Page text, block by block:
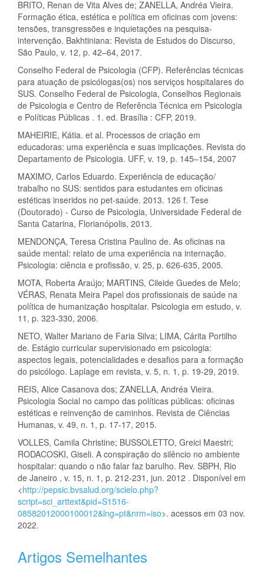
BRITO, Renan de Vita Alves de; ZANELLA, Andréa Vieira.
Formação ética, estética e política em oficinas com jovens:
tensões, transgressões e inquietações na pesquisa-
intervenção. Bakhtiniana: Revista de Estudos do Discurso,
São Paulo, v. 12, p. 42–64, 2017.
Conselho Federal de Psicologia (CFP). Referências técnicas
para atuação de psicólogas(os) nos serviços hospitalares do
SUS. Conselho Federal de Psicologia, Conselhos Regionais
de Psicologia e Centro de Referência Técnica em Psicologia
e Políticas Públicas . 1. ed. Brasília : CFP, 2019.
MAHEIRIE, Kátia. et al. Processos de criação em
educadoras: uma experiência e suas implicações. Revista do
Departamento de Psicologia. UFF, v. 19, p. 145–154, 2007
MAXIMO, Carlos Eduardo. Experiência de educação/
trabalho no SUS: sentidos para estudantes em oficinas
estéticas inseridos no pet-saúde. 2013. 126 f. Tese
(Doutorado) - Curso de Psicologia, Universidade Federal de
Santa Catarina, Florianópolis, 2013.
MENDONÇA, Teresa Cristina Paulino de. As oficinas na
saúde mental: relato de uma experiência na internação.
Psicologia: ciência e profissão, v. 25, p. 626-635, 2005.
MOTA, Roberta Araújo; MARTINS, Cileide Guedes de Melo;
VÉRAS, Renata Meira Papel dos profissionais de saúde na
política de humanização hospitalar. Psicologia em estudo, v.
11, p. 323-330, 2006.
NETO, Walter Mariano de Faria Silva; LIMA, Cárita Portilho
de. Estágio curricular supervisionado em psicologia:
aspectos legais, potencialidades e desafios para a formação
do psicólogo. Laplage em revista, v. 5, n. 1, p. 19-29, 2019.
REIS, Alice Casanova dos; ZANELLA, Andréa Vieira.
Psicologia Social no campo das políticas públicas: oficinas
estéticas e reinvenção de caminhos. Revista de Ciências
Humanas, v. 49, n. 1, p. 17-17, 2015.
VOLLES, Camila Christine; BUSSOLETTO, Greici Maestri;
RODACOSKI, Giseli. A conspiração do silêncio no ambiente
hospitalar: quando o não falar faz barulho. Rev. SBPH, Rio
de Janeiro , v. 15, n. 1, p. 212-231, jun. 2012 . Disponível em
<http://pepsic.bvsalud.org/scielo.php?
script=sci_arttext&pid=S1516-
08582012000100012&lng=pt&nrm=iso>. acessos em 03 nov.
2022.
Artigos Semelhantes